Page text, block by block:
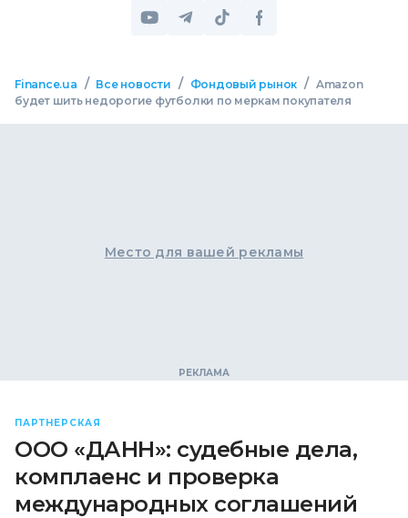
Finance.ua / Все новости / Фондовый рынок / Amazon
будет шить недорогие футболки по меркам покупателя
Место для вашей рекламы
ПАРТНЕРСКАЯ
ООО «ДАНН»: судебные дела,
комплаенс и проверка
международных соглашений